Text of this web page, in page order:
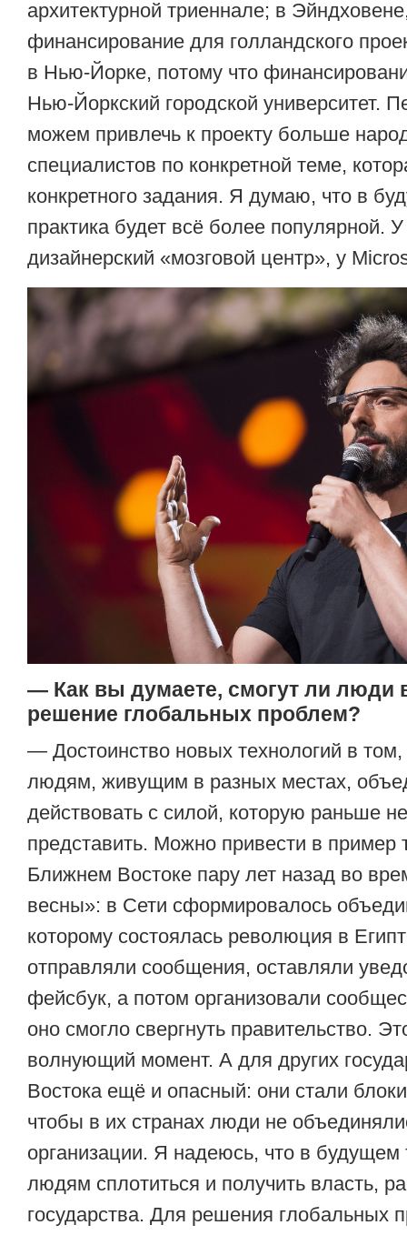
архитектурной триеннале; в
финансирование для голландского
в Нью-Йорке, потому что
Нью-Йоркский городской университет.
можем привлечь к проекту больше
специалистов по конкретной теме,
конкретного задания. Я думаю, что в
практика будет всё более популярной.
дизайнерский «мозговой центр», у
— Как вы думаете, смогут ли люди
решение глобальных проблем?
— Достоинство новых технологий в
людям, живущим в разных местах,
действовать с силой, которую раньше
представить. Можно привести в пример
Ближнем Востоке пару лет назад во
весны»: в Сети сформировалось
которому состоялась революция в
отправляли сообщения, оставляли
фейсбук, а потом организовали
оно смогло свергнуть правительство.
волнующий момент. А для других
Востока ещё и опасный: они стали
чтобы в их странах люди не
организации. Я надеюсь, что в будущем
людям сплотиться и получить власть,
государства. Для решения глобальных